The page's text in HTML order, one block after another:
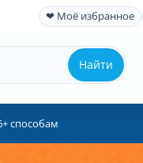
❤ Моё избранное
Найти
способам